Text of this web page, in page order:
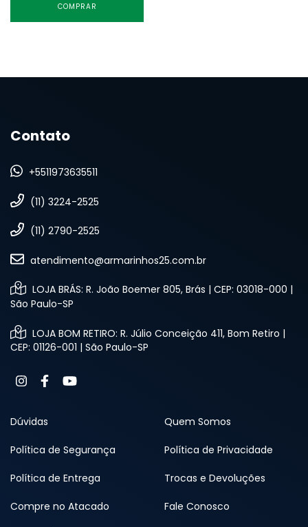
COMPRAR
Contato
+5511973635511
(11) 3224-2525
(11) 2790-2525
atendimento@armarinhos25.com.br
LOJA BRÁS: R. João Boemer 805, Brás | CEP: 03018-000 |
São Paulo-SP
LOJA BOM RETIRO: R. Júlio Conceição 411, Bom Retiro |
CEP: 01126-001 | São Paulo-SP
Dúvidas Quem Somos
Política de Segurança Política de Privacidade
Política de Entrega Trocas e Devoluções
Compre no Atacado Fale Conosco